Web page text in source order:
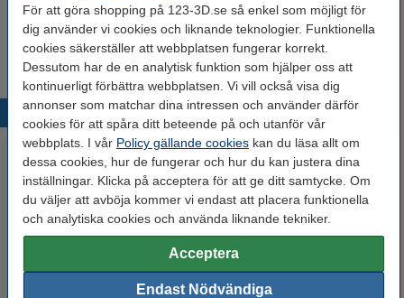
För att göra shopping på 123-3D.se så enkel som möjligt för
dig använder vi cookies och liknande teknologier. Funktionella
cookies säkerställer att webbplatsen fungerar korrekt.
Dessutom har de en analytisk funktion som hjälper oss att
kontinuerligt förbättra webbplatsen. Vi vill också visa dig
annonser som matchar dina intressen och använder därför
cookies för att spåra ditt beteende på och utanför vår
webbplats. I vår Policy gällande cookies kan du läsa allt om
dessa cookies, hur de fungerar och hur du kan justera dina
inställningar. Klicka på acceptera för att ge ditt samtycke. Om
du väljer att avböja kommer vi endast att placera funktionella
och analytiska cookies och använda liknande tekniker.
Acceptera
Endast Nödvändiga
123-3D Brytkniv med automatiskt knivbyte |
18mm
55 kr
Populära produkter
123-3D Kaptontejp | 100mm x
123-3D kapton tejp | 8mmx33m